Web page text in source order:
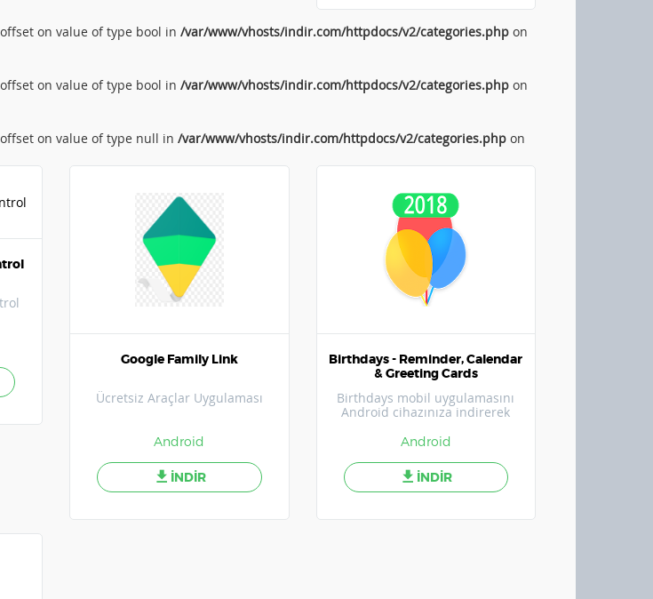
on value of type bool in /var/www/vhosts/indir.com/httpdocs/v2/categories.phpon
on value of type bool in /var/www/vhosts/indir.com/httpdocs/v2/categories.phpon
on value of type null in /var/www/vhosts/indir.com/httpdocs/v2/categories.phpon
Google Family Link
Ücretsiz Araçlar Uygulaması
Android
İNDİR
Birthdays - Reminder, Calendar
& Greeting Cards
Birthdays mobil uygulamasını
Android cihazınıza indirerek
Android
İNDİR